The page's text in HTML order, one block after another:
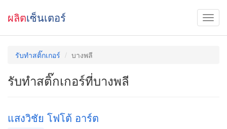
ผลิตเซ็นเตอร์
รับทำสติ๊กเกอร์ บางพลี
รับทำสติ๊กเกอร์ที่บางพลี
แสงวิชัย โฟโต้ อาร์ต